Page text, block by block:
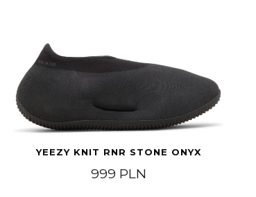
YEEZY KNIT RNR STONE ONYX
999 PLN